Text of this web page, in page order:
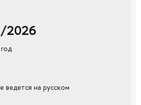
2026
ведется на русском